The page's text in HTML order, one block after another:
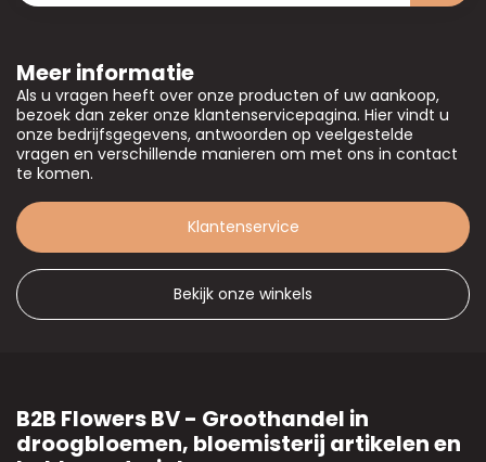
Meer informatie
Als u vragen heeft over onze producten of uw aankoop,
bezoek dan zeker onze klantenservicepagina. Hier vindt u
onze bedrijfsgegevens, antwoorden op veelgestelde
vragen en verschillende manieren om met ons in contact
te komen.
Klantenservice
Bekijk onze winkels
B2B Flowers BV - Groothandel in
droogbloemen, bloemisterij artikelen en